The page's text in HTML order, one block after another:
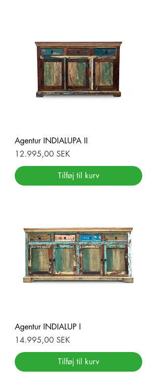
Agentur INDIALUPA II
Pris
12.995,00 SEK
Tilføj til kurv
Agentur INDIALUP I
Pris
14.995,00 SEK
Tilføj til kurv